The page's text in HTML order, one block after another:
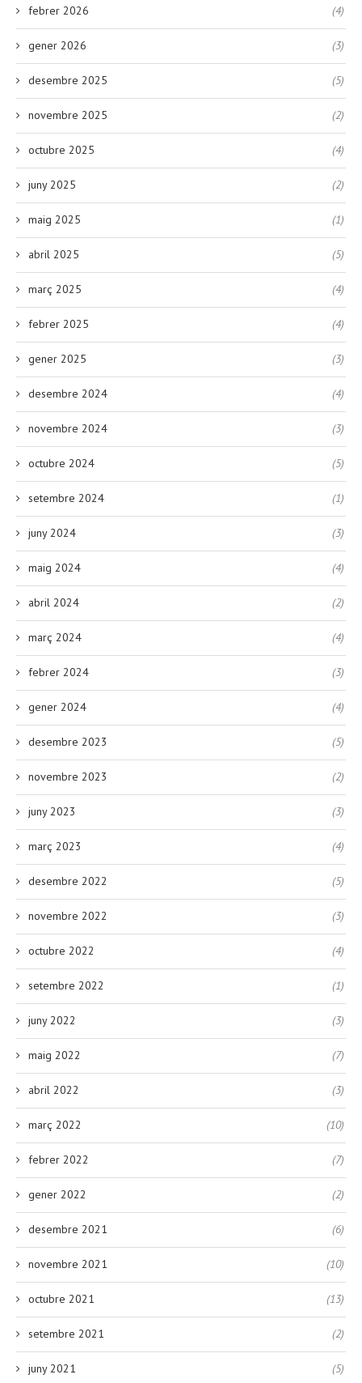
febrer 2026 (4)
gener 2026 (3)
desembre 2025 (5)
novembre 2025 (2)
octubre 2025 (4)
juny 2025 (2)
maig 2025 (1)
abril 2025 (5)
març 2025 (4)
febrer 2025 (4)
gener 2025 (3)
desembre 2024 (4)
novembre 2024 (3)
octubre 2024 (5)
setembre 2024 (1)
juny 2024 (3)
maig 2024 (4)
abril 2024 (2)
març 2024 (4)
febrer 2024 (3)
gener 2024 (4)
desembre 2023 (5)
novembre 2023 (2)
juny 2023 (3)
març 2023 (4)
desembre 2022 (5)
novembre 2022 (3)
octubre 2022 (4)
setembre 2022 (1)
juny 2022 (3)
maig 2022 (7)
abril 2022 (3)
març 2022 (10)
febrer 2022 (7)
gener 2022 (2)
desembre 2021 (6)
novembre 2021 (10)
octubre 2021 (13)
setembre 2021 (2)
juny 2021 (5)